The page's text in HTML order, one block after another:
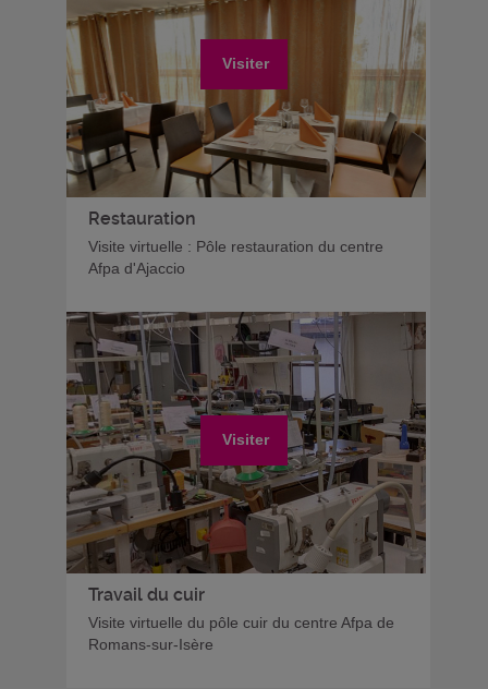
Visiter
Restauration
Visite virtuelle : Pôle restauration du centre
Afpa d'Ajaccio
Visiter
Travail du cuir
Visite virtuelle du pôle cuir du centre Afpa de
Romans-sur-Isère